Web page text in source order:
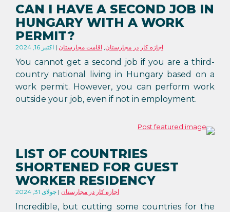
CAN I HAVE A SECOND JOB IN
HUNGARY WITH A WORK
PERMIT?
اکتبر 16, 2024 اجازه کار در مجارستان, اقامت مجارستان
You cannot get a second job if you are a third-
country national living in Hungary based on a
work permit. However, you can perform work
outside your job, even if not in employment.
LIST OF COUNTRIES
SHORTENED FOR GUEST
WORKER RESIDENCY
جولای 31, 2024 اجازه کار در مجارستان
Incredible, but cutting some countries for the